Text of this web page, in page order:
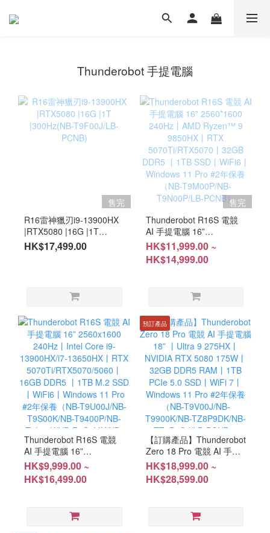
Thunderobot 手提電腦
售完
R16雷神獵刃i9-13900HX
|RTX5080 |16G |1T
|300Hz(NB-T9F00J/LB-
PCNB)
HK$17,499.00
售完
Thunderobot R16S 電競
AI 手提電腦 16”
2560*1600 240Hz丨AMD
Ryzen™ 9 9850HX丨RTX
5070Ti/RTX5070丨32GB
養（NB-T9M00P/NB-
HK$11,999.00 ~
HK$14,999.00
Thunderobot R16S 電競
AI 手提電腦 16”
2560x1600 240Hz丨Intel
Core i9-13900HX/i7-
13650HX丨RTX
SSD丨WiFi6丨Windows
HK$9,999.00 ~
HK$16,499.00
預訂產品
【訂購產品】Thunderobot
Zero 18 Pro 電競 AI 手提
電腦 18” 丨Ultra 9 275HX
丨NVIDIA RTX 5080
175W丨32GB DDR5 RAM
#2年保養（NB-
HK$18,999.00 ~
HK$28,599.00